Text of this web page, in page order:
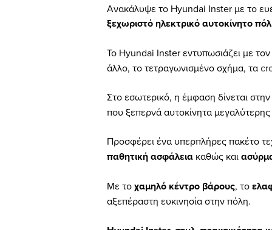
Ανακάλυψε το Hyundai Inster με το
ξεχωριστό ηλεκτρικό αυτοκίνητο
Το Hyundai Inster εντυπωσιάζει με τον
άλλο, το τετραγωνισμένο σχήμα, τα
Στο εσωτερικό, η έμφαση δίνεται στην
που ξεπερνά αυτοκίνητα μεγαλύτερης
Προσφέρει ένα υπερπλήρες πακέτο
παθητική ασφάλεια καθώς και
Με τοχαμηλό κέντρο βάρους, το
αξεπέραστη ευκινησία στην πόλη.